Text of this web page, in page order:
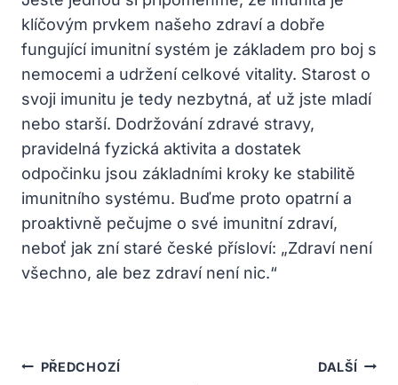
klíčovým prvkem našeho zdraví a dobře
fungující imunitní systém je základem pro boj s
nemocemi a udržení celkové vitality. Starost o
svoji imunitu je tedy nezbytná, ať už jste mladí
nebo starší. Dodržování zdravé stravy,
pravidelná fyzická aktivita a dostatek
odpočinku jsou základními kroky ke stabilitě
imunitního systému. Buďme proto opatrní a
proaktivně pečujme o své imunitní zdraví,
neboť jak zní staré české přísloví: „Zdraví není
všechno, ale bez zdraví není nic.“
Navigace
PŘEDCHOZÍ DALŠÍ